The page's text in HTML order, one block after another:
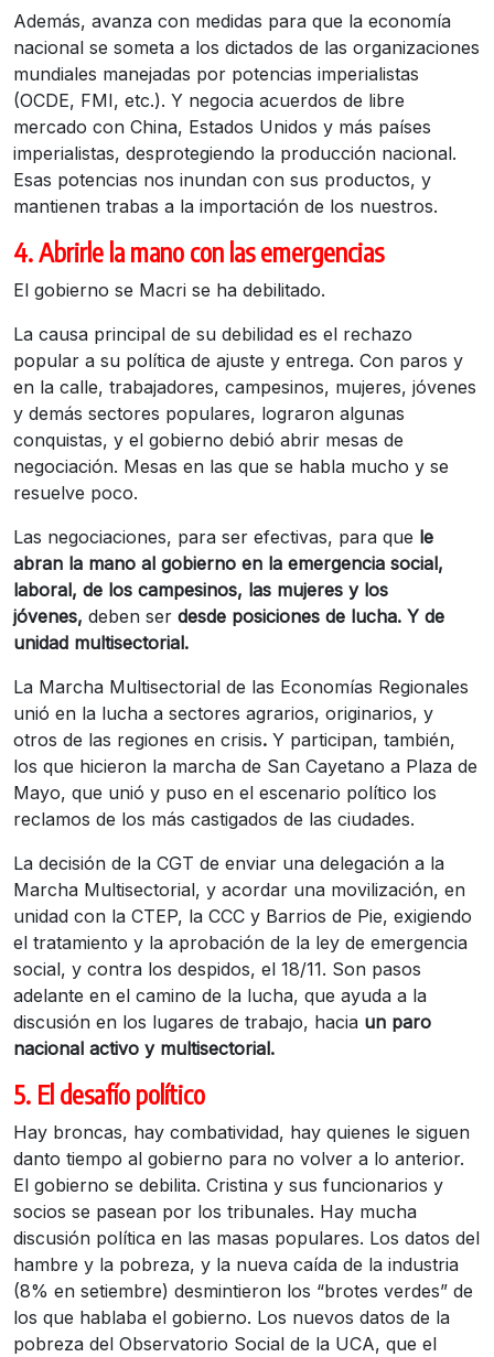
Además, avanza con medidas para que la economía
nacional se someta a los dictados de las organizaciones
mundiales manejadas por potencias imperialistas
(OCDE, FMI, etc.). Y negocia acuerdos de libre
mercado con China, Estados Unidos y más países
imperialistas, desprotegiendo la producción nacional.
Esas potencias nos inundan con sus productos, y
mantienen trabas a la importación de los nuestros.
4. Abrirle la mano con las emergencias
El gobierno se Macri se ha debilitado.
La causa principal de su debilidad es el rechazo
popular a su política de ajuste y entrega. Con paros y
en la calle, trabajadores, campesinos, mujeres, jóvenes
y demás sectores populares, lograron algunas
conquistas, y el gobierno debió abrir mesas de
negociación. Mesas en las que se habla mucho y se
resuelve poco.
Las negociaciones, para ser efectivas, para que le
abran la mano al gobierno en la emergencia social,
laboral, de los campesinos, las mujeres y los
jóvenes, deben ser desde posiciones de lucha. Y de
unidad multisectorial.
La Marcha Multisectorial de las Economías Regionales
unió en la lucha a sectores agrarios, originarios, y
otros de las regiones en crisis. Y participan, también,
los que hicieron la marcha de San Cayetano a Plaza de
Mayo, que unió y puso en el escenario político los
reclamos de los más castigados de las ciudades.
La decisión de la CGT de enviar una delegación a la
Marcha Multisectorial, y acordar una movilización, en
unidad con la CTEP, la CCC y Barrios de Pie, exigiendo
el tratamiento y la aprobación de la ley de emergencia
social, y contra los despidos, el 18/11. Son pasos
adelante en el camino de la lucha, que ayuda a la
discusión en los lugares de trabajo, hacia un paro
nacional activo y multisectorial.
5. El desafío político
Hay broncas, hay combatividad, hay quienes le siguen
danto tiempo al gobierno para no volver a lo anterior.
El gobierno se debilita. Cristina y sus funcionarios y
socios se pasean por los tribunales. Hay mucha
discusión política en las masas populares. Los datos del
hambre y la pobreza, y la nueva caída de la industria
(8% en setiembre) desmintieron los “brotes verdes” de
los que hablaba el gobierno. Los nuevos datos de la
pobreza del Observatorio Social de la UCA, que el